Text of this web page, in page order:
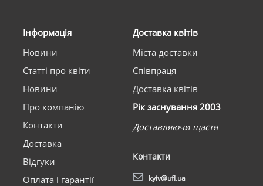
Інформація
Новини
Статті про квіти
Новини
Про компанію
Контакти
Доставка
Відгуки
Оплата і гарантії
Доставка квітів
Міста доставки
Співпраця
Доставка квітів
Рік заснування 2003
Доставляючи щастя
Контакти
kyiv@ufl.ua